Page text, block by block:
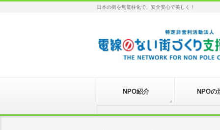
日本の街を無電柱化で、安全安心で美しく！
NPO紹介 NPOの